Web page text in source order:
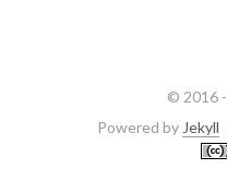
© 2016 -
Powered by Jekyll